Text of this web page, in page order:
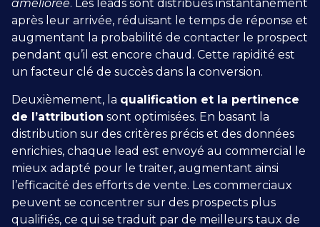
améliorée. Les leads sont distribués instantanément
après leur arrivée, réduisant le temps de réponse et
augmentant la probabilité de contacter le prospect
pendant qu’il est encore chaud. Cette rapidité est
un facteur clé de succès dans la conversion.
Deuxièmement, la qualification et la pertinence
de l’attribution sont optimisées. En basant la
distribution sur des critères précis et des données
enrichies, chaque lead est envoyé au commercial le
mieux adapté pour le traiter, augmentant ainsi
l’efficacité des efforts de vente. Les commerciaux
peuvent se concentrer sur des prospects plus
qualifiés, ce qui se traduit par de meilleurs taux de